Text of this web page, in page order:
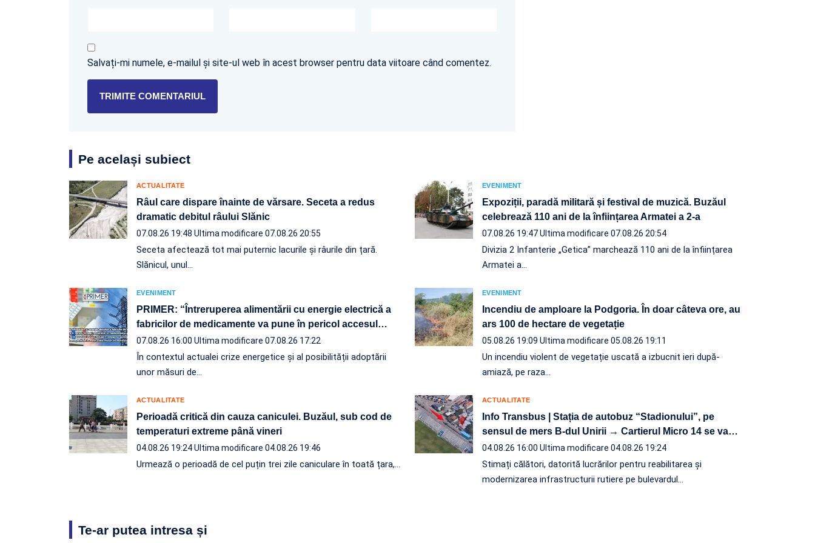
Salvați-mi numele, e-mailul și site-ul web în acest browser pentru data viitoare când comentez.
Pe același subiect
ACTUALITATE
Râul care dispare înainte de vărsare. Seceta a redus
dramatic debitul râului Slănic
07.08.26 19:48 Ultima modificare 07.08.26 20:55
Seceta afectează tot mai puternic lacurile și râurile din țară.
Slănicul, unul…
EVENIMENT
Expoziții, paradă militară și festival de muzică. Buzăul
celebrează 110 ani de la înființarea Armatei a 2-a
07.08.26 19:47Ultima modificare 07.08.26 20:54
Divizia 2 Infanterie „Getica” marchează 110 ani de la înființarea
Armatei a…
EVENIMENT
PRIMER: “Întreruperea alimentării cu energie electrică a
fabricilor de medicamente va pune în pericol accesul …
07.08.26 16:00 Ultima modificare 07.08.26 17:22
În contextul actualei crize energetice și al posibilității adoptării
unor măsuri de…
EVENIMENT
Incendiu de amploare la Podgoria. În doar câteva ore, au
ars 100 de hectare de vegetație
05.08.26 19:09 Ultima modificare 05.08.26 19:11
Un incendiu violent de vegetație uscată a izbucnit ieri după-
amiază, pe raza…
ACTUALITATE
Perioadă critică din cauza caniculei. Buzăul, sub cod de
temperaturi extreme până vineri
04.08.26 19:24Ultima modificare 04.08.26 19:46
Urmează o perioadă de cel puțin trei zile caniculare în toată țara,…
ACTUALITATE
Info Transbus | Stația de autobuz “Stadionului”, pe
sensul de mers B-dul Unirii → Cartierul Micro 14 se va…
04.08.26 16:00 Ultima modificare 04.08.26 19:24
Stimați călători, datorită lucrărilor pentru reabilitarea și
modernizarea infrastructurii rutiere pe bulevardul…
Te-ar putea intresa și